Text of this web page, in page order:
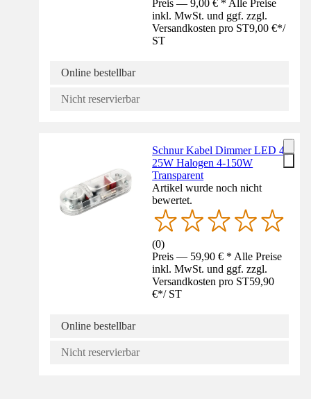
Preis — 9,00 € * Alle Preise
inkl. MwSt. und ggf. zzgl.
Versandkosten pro ST9,00 €*/
ST
Online bestellbar
Nicht reservierbar
Schnur Kabel Dimmer LED 4-
25W Halogen 4-150W
Transparent
Artikel wurde noch nicht
bewertet.
(0)
Preis — 59,90 € * Alle Preise
inkl. MwSt. und ggf. zzgl.
Versandkosten pro ST59,90
€*/ ST
Online bestellbar
Nicht reservierbar